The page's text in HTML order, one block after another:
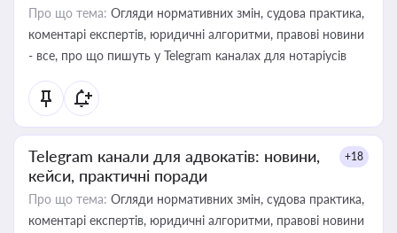
Про що тема: Огляди нормативних змін, судова практика,
коментарі експертів, юридичні алгоритми, правові новини
- все, про що пишуть у Telegram каналах для нотаріусів
Telegram канали для адвокатів: новини,
кейси, практичні поради
+18
Про що тема: Огляди нормативних змін, судова практика,
коментарі експертів, юридичні алгоритми, правові новини